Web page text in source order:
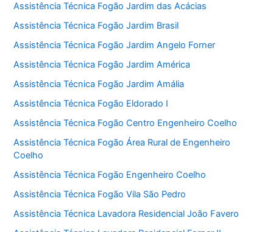
Assistência Técnica Fogão Jardim das Acácias
Assistência Técnica Fogão Jardim Brasil
Assistência Técnica Fogão Jardim Angelo Forner
Assistência Técnica Fogão Jardim América
Assistência Técnica Fogão Jardim Amália
Assistência Técnica Fogão Eldorado I
Assistência Técnica Fogão Centro Engenheiro Coelho
Assistência Técnica Fogão Área Rural de Engenheiro
Coelho
Assistência Técnica Fogão Engenheiro Coelho
Assistência Técnica Fogão Vila São Pedro
Assistência Técnica Lavadora Residencial João Favero